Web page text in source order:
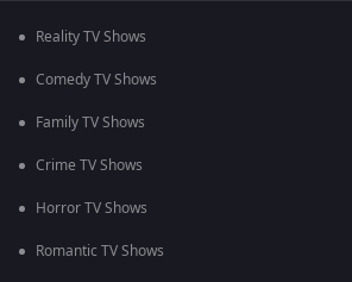
Reality TV Shows
Comedy TV Shows
Family TV Shows
Crime TV Shows
Horror TV Shows
Romantic TV Shows